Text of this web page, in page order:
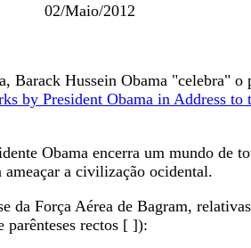
02/Maio/2012
Barack Hussein Obama "celebra"
by President Obama in Address
Obama encerra um mundo de
a civilização ocidental.
da Força Aérea de Bagram,
parênteses rectos [ ]):